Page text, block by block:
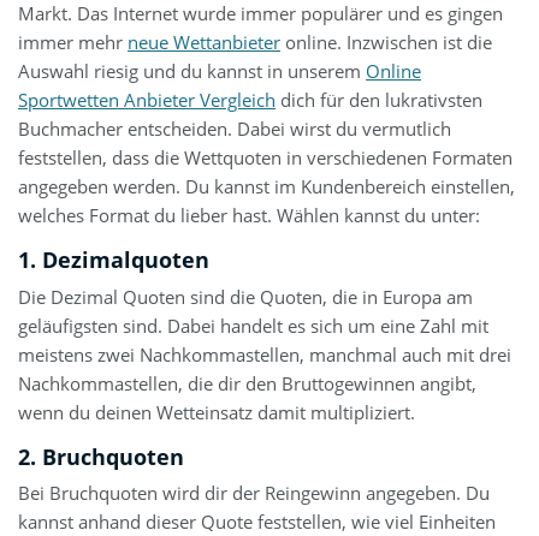
Markt. Das Internet wurde immer populärer und es gingen
immer mehr neue Wettanbieter online. Inzwischen ist die
Auswahl riesig und du kannst in unserem Online
Sportwetten Anbieter Vergleich dich für den lukrativsten
Buchmacher entscheiden. Dabei wirst du vermutlich
feststellen, dass die Wettquoten in verschiedenen Formaten
angegeben werden. Du kannst im Kundenbereich einstellen,
welches Format du lieber hast. Wählen kannst du unter:
1. Dezimalquoten
Die Dezimal Quoten sind die Quoten, die in Europa am
geläufigsten sind. Dabei handelt es sich um eine Zahl mit
meistens zwei Nachkommastellen, manchmal auch mit drei
Nachkommastellen, die dir den Bruttogewinnen angibt,
wenn du deinen Wetteinsatz damit multipliziert.
2. Bruchquoten
Bei Bruchquoten wird dir der Reingewinn angegeben. Du
kannst anhand dieser Quote feststellen, wie viel Einheiten